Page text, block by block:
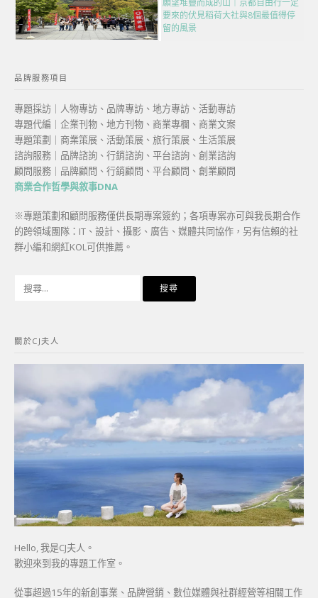
要來的伏見稻荷大社與8個最值得停
留的風景
品牌服務項目
專題採訪｜人物專訪、品牌專訪、地方專訪、活動專訪
專題代編｜企業刊物、地方刊物、商業專欄、商業文案
專題策劃｜商業策展、活動策展、旅行策展、生活策展
諮詢服務｜品牌諮詢、行銷諮詢、平台諮詢、創業諮詢
顧問服務｜品牌顧問、行銷顧問、平台顧問、創業顧問
商業合作哲學與敘事DNA
※專題策劃和顧問服務僅供長期專案簽約；各項專案亦可與我長期合作
的跨領域團隊：IT、設計、攝影、廣告、媒體共同協作，另有信賴的社
群小編和網紅KOL可供推薦。
字:
關於CJ夫人
Hello, 我是CJ夫人。
歡迎來到我的專題工作室。
從事超過15年的新創事業、品牌營銷、數位媒體與社群經營等相關工作